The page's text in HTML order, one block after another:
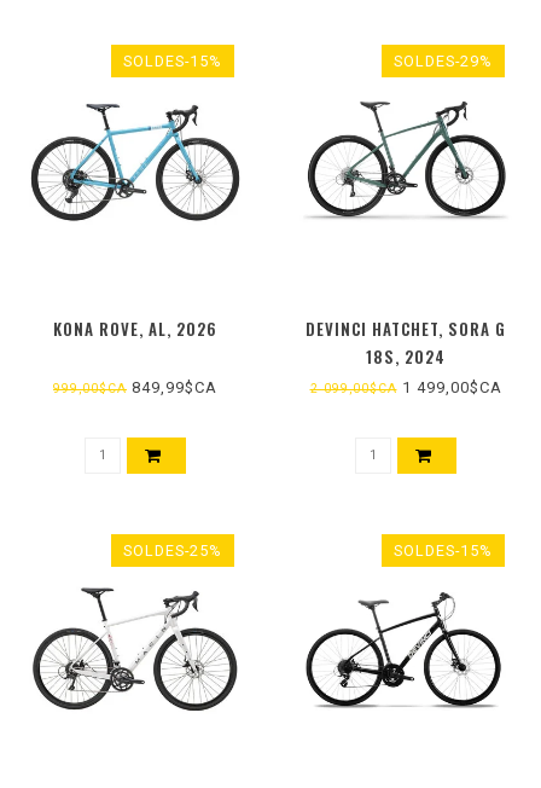
SOLDES-15%
KONA ROVE, AL, 2026
999,00$CA 849,99$CA
SOLDES-29%
DEVINCI HATCHET, SORA G
18S, 2024
2 099,00$CA1 499,00$CA
SOLDES-25% SOLDES-15%